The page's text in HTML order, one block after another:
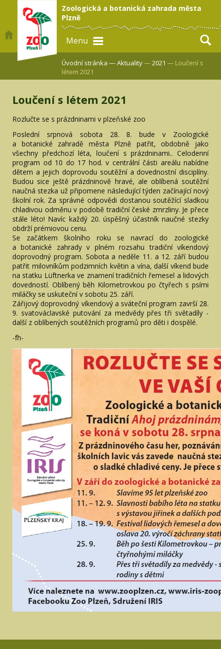
Zoologická a botanická zahrada města
Plzně
Menu
Úvodní stránka —Aktuality—2021 — Loučení s
létem 2021
Loučení s létem 2021
Rozlučte se s prázdninami v plzeňské zoo
Poslední srpnová sobota 28. 8. bude v Zoologické
a botanické zahradě města Plzně patřit, obdobně jako
všechny předchozí léta, loučení s prázdninami.. Celodenní
program od 10 do 17 hod. v centrální části areálu nabídne
dětem a jejich doprovodu soutěžní a dovednostní disciplíny.
Budou sice ještě prázdninově hravé, ale oblíbená soutěžní
naučná stezka už připomene následující týden začínající nový
školní rok. Za správné odpovědi dostanou soutěžící sladkou
chladivou odměnu v podobě tradiční české zmrzliny. Je přece
stále léto! Navíc každý 20. úspěšný účastník naučné stezky
obdrží prémiovou cenu.
Se začátkem školního roku se navrací do zoologické
a botanické zahrady v plném rozsahu tradiční víkendový
doprovodný program. Sobota a neděle 11. a 12. září budou
patřit milovníkům podzimních květin a vína, další víkend bude
na statku Lüftnerka ve znamení tradičních řemesel a lidových
dovedností. Oblíbený běh Kilometrovkou po čtyřech s psími
miláčky se uskuteční v sobotu 25. září.
Zářijový doprovodný víkendový a sváteční program završí 28.
9. svatováclavské putování za medvědy přes tři světadíly -
další z oblíbených soutěžních programů pro děti i dospělé.
-fh-